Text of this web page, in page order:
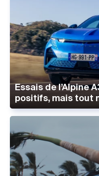
Essais de l’Alpine
positifs, mais tout